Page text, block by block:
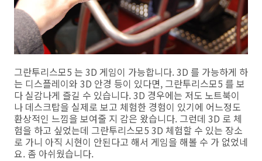
그란투리스모5 는 3D 게임이 가능합니다. 3D 를 가능하게 하
는 디스플레이와 3D 안경 등이 있다면, 그란투리스모5 를 보
다 실감나게 즐길 수 있습니다. 3D 경우에는 저도 노트북이
나 데스크탑을 실제로 보고 체험한 경험이 있기에 어느정도
환상적인 느낌을 보여줄 지 감은 왔습니다. 그런데 3D 로 체
험을 하고 싶었는데 그란투리스모5 3D 체험할 수 있는 장소
로 가니 아직 시현이 안된다고 해서 게임을 해볼 수 가 없었네
요. 좀 아쉬웠습니다.